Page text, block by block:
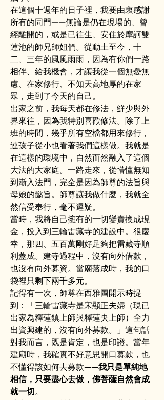
在這個十週年的日子裡，我要由衷感謝
所有的同門——無論是仍在現場的、曾
經離開的，或是已往生、安住於摩訶雙
蓮池的師兄師姐們。從動土至今，十
二、三年的風風雨雨，因為有你們一路
相伴、給我機會，才讓我從一個無憂無
慮、在家修行、不知天高地厚的在家
眾，走到了今天的自己。
出家之前，我每天都在修法，鮮少與外
界來往，因為我特別喜歡修法。除了上
班的時間，幾乎所有空檔都用來修行，
連孩子從小也看著我們這樣做。我就是
在這樣的環境中，自然而然融入了這個
大法的大家庭。一路走來，從懵懂無知
到漸入法門，完全是因為師尊的法旨與
母娘的懿旨。師尊讓我做什麼，我就全
然信受奉行，毫不遲疑。
當時，我將自己擁有的一切變賣換成現
金，投入到三輪雷藏寺的建設中。很慶
幸，那四、五百萬剛好足夠把雷藏寺順
利蓋成。建寺過程中，沒有向外借款，
也沒有向外募資。當廟落成時，我的口
袋裡只剩下兩千多元。
記得有一次，師尊在西雅圖開示時提
到：「三輪雷藏寺是宋顯正夫婦（現已
出家為釋蓮鎮上師與釋蓮央上師）全力
出資興建的，沒有向外募款。」這句話
對我而言，既是肯定，也是印證。當年
建廟時，我確實不好意思開口募款，也
不懂得該如何去募款——我只是單純地
相信，只要盡心去做，佛菩薩自然會成
就一切。